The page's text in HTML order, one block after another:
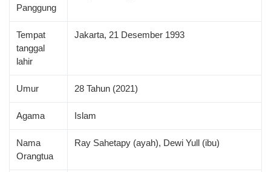
Panggung
Tempat
tanggal
lahir
Jakarta, 21 Desember 1993
Umur 28 Tahun (2021)
Agama Islam
Nama
Orangtua
Ray Sahetapy (ayah), Dewi Yull (ibu)